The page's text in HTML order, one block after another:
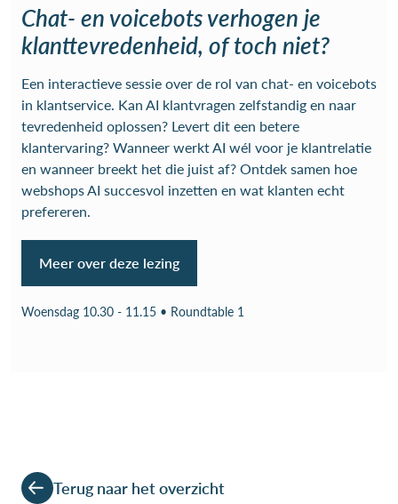
Chat- en voicebots verhogen je
klanttevredenheid, of toch niet?
Een interactieve sessie over de rol van chat- en voicebots
in klantservice. Kan AI klantvragen zelfstandig en naar
tevredenheid oplossen? Levert dit een betere
klantervaring? Wanneer werkt AI wél voor je klantrelatie
en wanneer breekt het die juist af? Ontdek samen hoe
webshops AI succesvol inzetten en wat klanten echt
prefereren.
Meer over deze lezing
Woensdag 10.30 - 11.15 • Roundtable 1
Terug naar het overzicht